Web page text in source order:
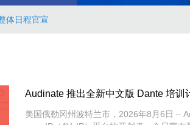
体日程官宣
到“身心共感” | “壁彩京华”第三场展览在松下安恒
的文旅亮化市场，你拿什么参与竞争？
Audinate 推出全新中文版 Dante 培训
美国俄勒冈州波特兰市，2026年8月6日 –